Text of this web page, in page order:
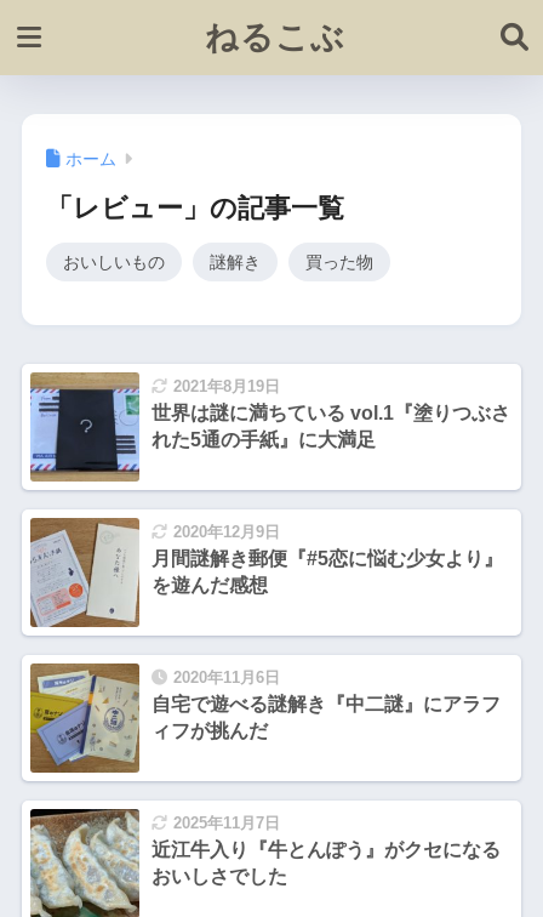
ねるこぶ
ホーム
「レビュー」の記事一覧
おいしいもの 謎解き 買った物
2021年8月19日
世界は謎に満ちている vol.1『塗りつぶさ
れた5通の手紙』に大満足
2020年12月9日
月間謎解き郵便『#5恋に悩む少女より』
を遊んだ感想
2020年11月6日
自宅で遊べる謎解き『中二謎』にアラフ
ィフが挑んだ
2025年11月7日
近江牛入り『牛とんぽう』がクセになる
おいしさでした